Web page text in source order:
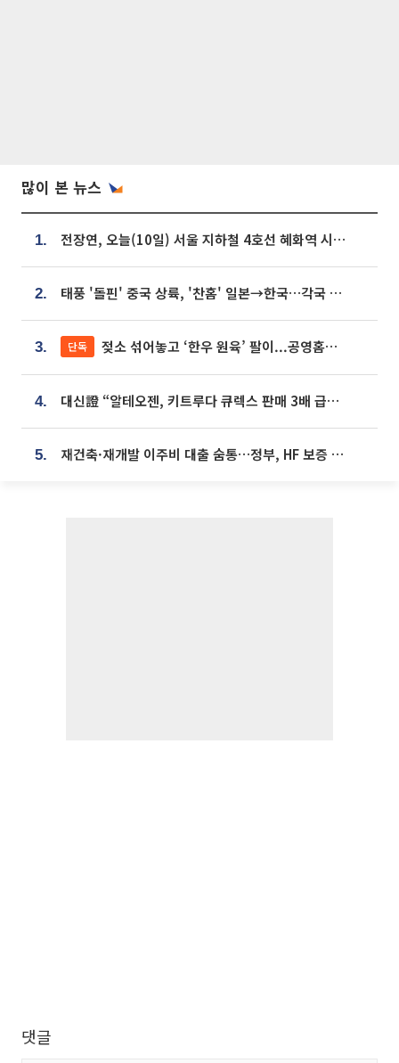
많이 본 뉴스
1. 전장연, 오늘(10일) 서울 지하철 4호선 혜화역 시위…1호선 용산역 무정차
2. 태풍 '돌핀' 중국 상륙, '찬홈' 일본→한국…각국 기상청 예상 경로는?
3. 단독 젖소 섞어놓고 ‘한우 원육’ 팔이...공영홈쇼핑 표기·검증 구멍
4. 대신證 “알테오젠, 키트루다 큐렉스 판매 3배 급증…목표가 41만원 상향”
5. 재건축·재개발 이주비 대출 숨통…정부, HF 보증 신설 추진
댓글